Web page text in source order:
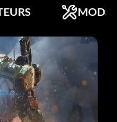
MODS